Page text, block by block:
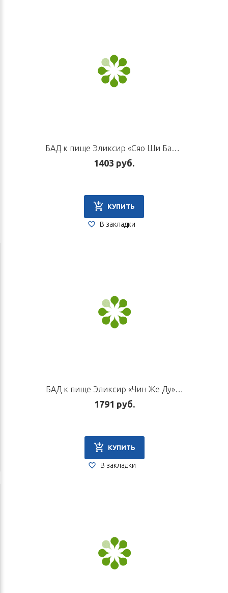
БАД к пище Эликсир «Сяо Ши Бао», 10 флаконов по 10 мл
1403 руб.
КУПИТЬ
В закладки
БАД к пище Эликсир «Чин Же Ду», 10 флаконов по 10 мл
1791 руб.
КУПИТЬ
В закладки